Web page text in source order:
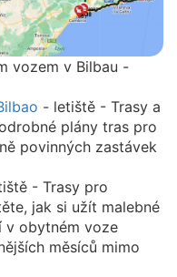
vozem v Bilbau -
- letiště - Trasy a
plány tras pro
povinných zastávek
- Trasy pro
jak si užít malebné
v obytném voze
měsíců mimo